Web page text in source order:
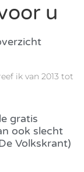
u
ik van 2013 tot
gratis
ook slecht
Volkskrant)